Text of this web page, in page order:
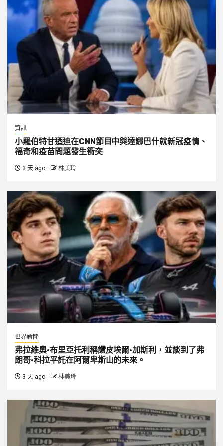
資訊
小羅伯特甘迺迪在CNN節目中與達娜巴什就新冠疫情、
福奇和疫苗問題發生衝突
3 天 ago 林美玲
世界新聞
弗拉維奧·布里亞托利稱讚皮埃爾·加斯利，並談到了弗
朗哥·科拉平託在阿爾卑斯山的未來。
3 天 ago 林美玲